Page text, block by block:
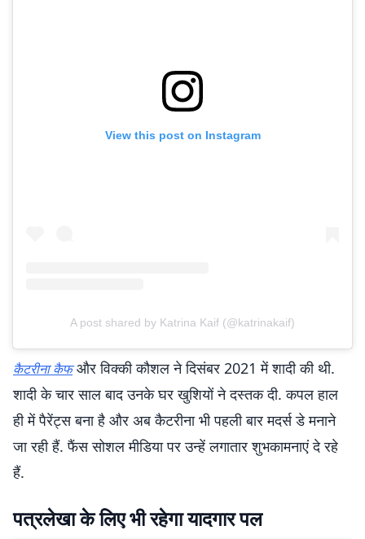
View this post on Instagram
A post shared by Katrina Kaif (@katrinakaif)
कैटरीना कैफऔर विक्की कौशल ने दिसंबर 2021 में शादी की थी.
शादी के चार साल बाद उनके घर खुशियों ने दस्तक दी. कपल हाल
ही में पैरेंट्स बना है और अब कैटरीना भी पहली बार मदर्स डे मनाने
जा रही हैं. फैंस सोशल मीडिया पर उन्हें लगातार शुभकामनाएं दे रहे
हैं.
पत्रलेखा के लिए भी रहेगा यादगार पल